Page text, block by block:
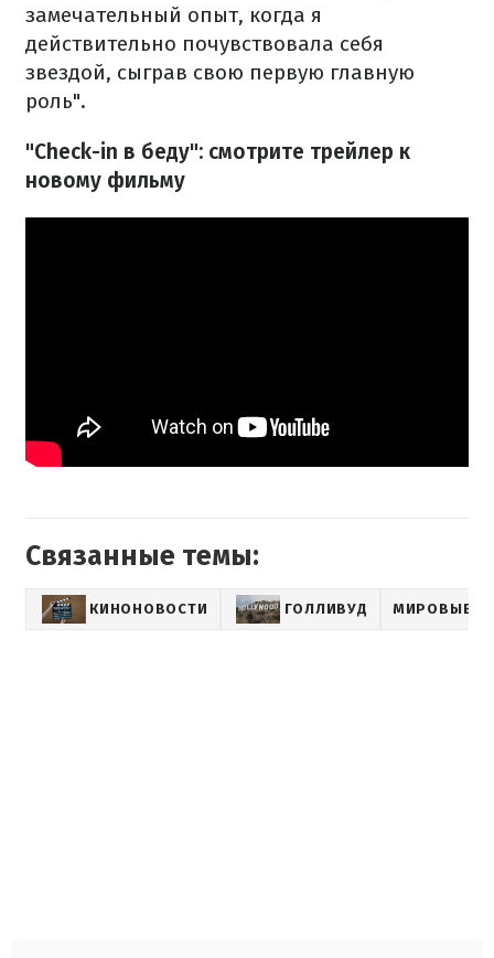
замечательный опыт, когда я
действительно почувствовала себя
звездой, сыграв свою первую главную
роль".
"Check-in в беду": смотрите трейлер к
новому фильму
Связанные темы:
КИНОНОВОСТИ ГОЛЛИВУД МИРОВЫЕ